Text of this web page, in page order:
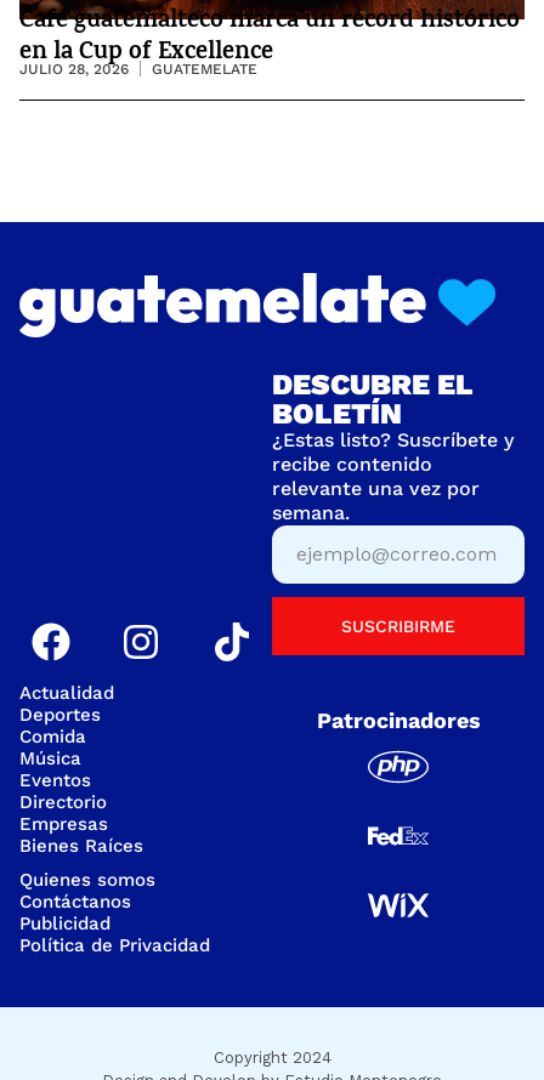
Café guatemalteco marca un récord histórico
en la Cup of Excellence
JULIO 28, 2026 GUATEMELATE
Actualidad
Deportes
Comida
Música
Eventos
Directorio
Empresas
Bienes Raíces
Quienes somos
Contáctanos
Publicidad
Política de Privacidad
DESCUBRE EL
BOLETÍN
¿Estas listo? Suscríbete y
recibe contenido
relevante una vez por
semana.
SUSCRIBIRME
Patrocinadores
Copyright 2024